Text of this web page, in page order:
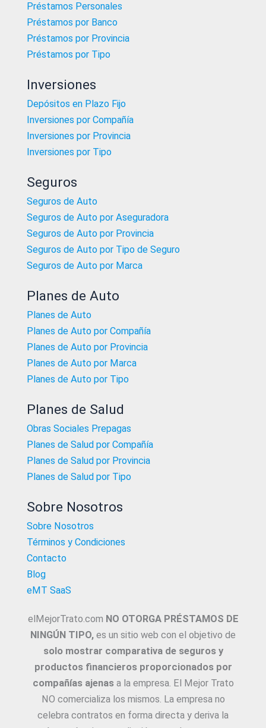
Préstamos Personales
Préstamos por Banco
Préstamos por Provincia
Préstamos por Tipo
Inversiones
Depósitos en Plazo Fijo
Inversiones por Compañía
Inversiones por Provincia
Inversiones por Tipo
Seguros
Seguros de Auto
Seguros de Auto por Aseguradora
Seguros de Auto por Provincia
Seguros de Auto por Tipo de Seguro
Seguros de Auto por Marca
Planes de Auto
Planes de Auto
Planes de Auto por Compañía
Planes de Auto por Provincia
Planes de Auto por Marca
Planes de Auto por Tipo
Planes de Salud
Obras Sociales Prepagas
Planes de Salud por Compañía
Planes de Salud por Provincia
Planes de Salud por Tipo
Sobre Nosotros
Sobre Nosotros
Términos y Condiciones
Contacto
Blog
eMT SaaS
elMejorTrato.com NO OTORGA PRÉSTAMOS DE
NINGÚN TIPO, es un sitio web con el objetivo de
solo mostrar comparativa de seguros y
productos financieros proporcionados por
compañías ajenasa la empresa. El Mejor Trato
NO comercializa los mismos. La empresa no
celebra contratos en forma directa y deriva la